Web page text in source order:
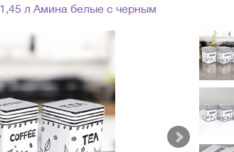
л Амина белые с черным